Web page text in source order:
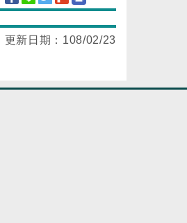
更新日期： 108/02/23